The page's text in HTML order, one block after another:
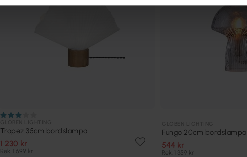
Tropez 35cm bordslampa
1 230 kr
Rek. 1 699 kr
Fungo 20cm bordslampa
544 kr
Rek. 1 359 kr